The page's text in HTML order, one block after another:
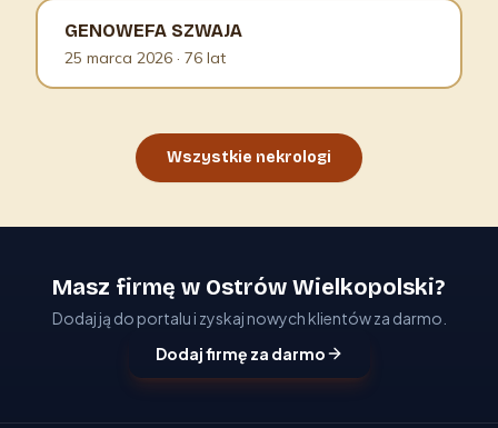
GENOWEFA SZWAJA
25 marca 2026 · 76 lat
Wszystkie nekrologi
Masz firmę w Ostrów Wielkopolski?
Dodaj ją do portalu i zyskaj nowych klientów za darmo.
Dodaj firmę za darmo